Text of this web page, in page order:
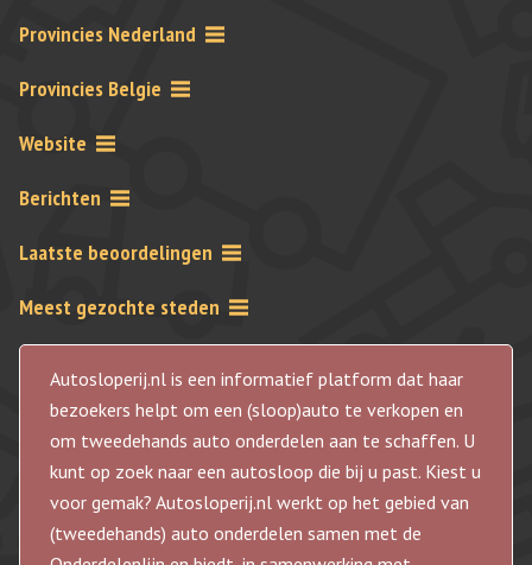
Provincies Nederland
Provincies Belgie
Website
Berichten
Laatste beoordelingen
Meest gezochte steden
Autosloperij.nl is een informatief platform dat haar
bezoekers helpt om een (sloop)auto te verkopen en
om tweedehands auto onderdelen aan te schaffen. U
kunt op zoek naar een autosloop die bij u past. Kiest u
voor gemak? Autosloperij.nl werkt op het gebied van
(tweedehands) auto onderdelen samen met de